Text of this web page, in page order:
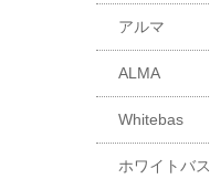
アルマ
ALMA
Whitebas
ホワイトバス